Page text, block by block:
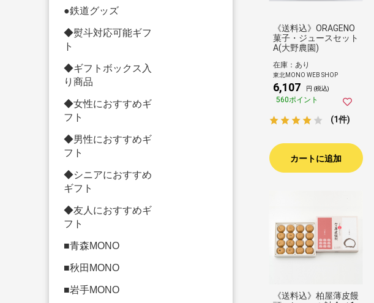
●鉄道グッズ
◆熨斗対応可能ギフ
ト
◆ギフトボックス入
り商品
◆女性におすすめギ
フト
◆男性におすすめギ
フト
◆シニアにおすすめ
ギフト
◆友人におすすめギ
フト
■青森MONO
■秋田MONO
■岩手MONO
《送料込》ORAGENO
菓子・ジュースセット
A(大野農園)
在庫：あり
東北MONO WEB SHOP
6,107 円 (税込)
560ポイント
(1件)
カートに追加
《送料込》柏屋薄皮饅